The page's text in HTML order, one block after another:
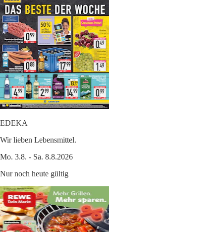
EDEKA
Wir lieben Lebensmittel.
Mo. 3.8. - Sa. 8.8.2026
Nur noch heute gültig